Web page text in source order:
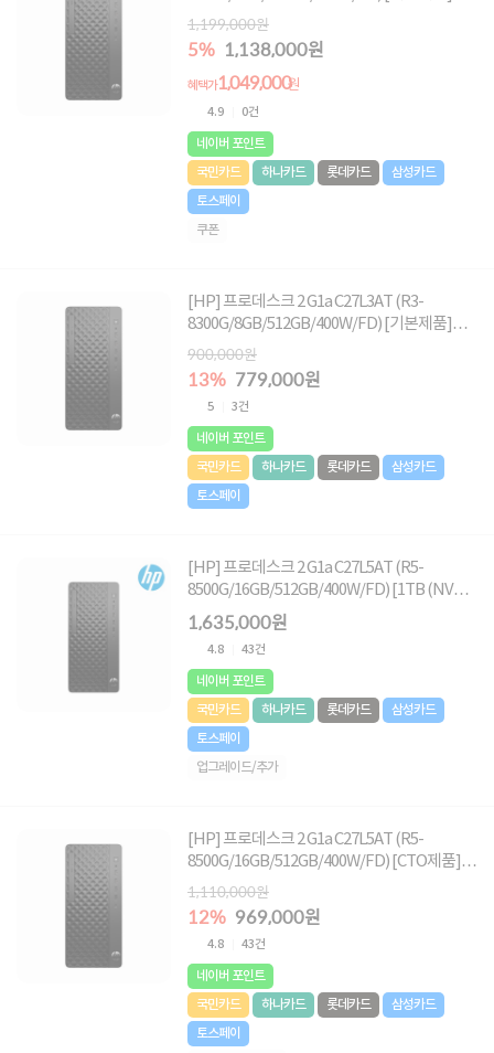
오직 컴퓨존에서만, 여름맞이 HP 데스크탑 한
정특가!★
1,199,000원
5% 1,138,000원
혜택가1,049,000원
4.9 0건
네이버 포인트
국민카드
하나카드 롯데카드
삼성카드
토스페이
쿠폰
[HP] 프로데스크 2 G1a C27L3AT (R3-
8300G/8GB/512GB/400W/FD) [기본제품]★
오직 컴퓨존에서만, 여름맞이 HP 데스크탑 한
정특가!★
900,000원
13% 779,000원
5 3건
네이버 포인트
국민카드
하나카드 롯데카드
삼성카드
토스페이
[HP] 프로데스크 2 G1a C27L5AT (R5-
8500G/16GB/512GB/400W/FD) [1TB (NVMe
SSD) 교체]
1,635,000원
4.8 43건
네이버 포인트
국민카드
하나카드 롯데카드
삼성카드
토스페이
업그레이드/추가
[HP] 프로데스크 2 G1a C27L5AT (R5-
8500G/16GB/512GB/400W/FD) [CTO제품]★
오직 컴퓨존에서만, 여름맞이 HP 데스크탑 한
정특가!★
1,110,000원
12% 969,000원
4.8 43건
네이버 포인트
국민카드
하나카드 롯데카드
삼성카드
토스페이